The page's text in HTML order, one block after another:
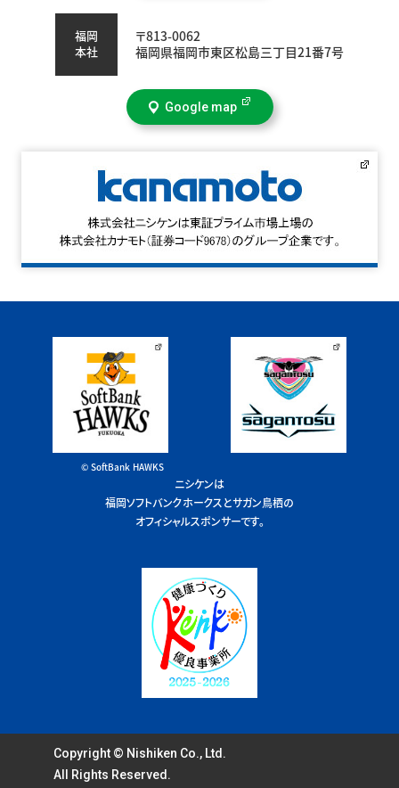
福岡
本社
〒813-0062
福岡県福岡市東区松島三丁目21番7号
Google map
© SoftBank HAWKS
ニシケンは
福岡ソフトバンクホークスとサガン鳥栖の
オフィシャルスポンサーです。
Copyright © Nishiken Co., Ltd.
All Rights Reserved.